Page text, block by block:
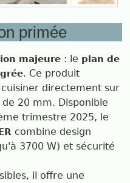
primée
majeure : le plan de
. Ce produit
directement sur
20 mm. Disponible
trimestre 2025, le
combine design
3700 W) et sécurité
il offre une